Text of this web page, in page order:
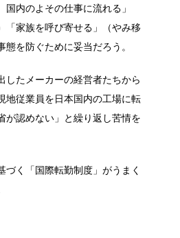
国内のよその仕事に流れる」
「家族を呼び寄せる」（やみ移
を防ぐために妥当だろう。
したメーカーの経営者たちから
地従業員を日本国内の工場に転
が認めない」と繰り返し苦情を
づく「国際転勤制度」がうまく